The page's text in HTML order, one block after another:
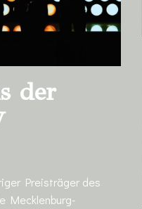
der
Preisträger des
Mecklenburg-